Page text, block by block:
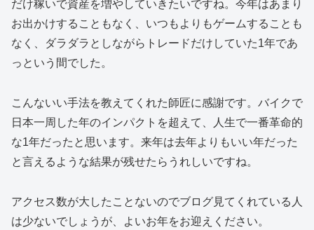
だけ稼いで資産を増やしていきたいですね。今年はあまり
お出かけすることもなく、いつもよりもゲームすることも
なく、ダラダラとしながらトレードだけしていた1年であ
っという間でした。
こんないい手法を教えてくれた師匠に感謝です。バイクで
日本一周した年のインパクトを超えて、人生で一番革命的
な1年だったと思います。来年は去年よりもいい年だった
と言えるような結果が残せたらうれしいですね。
アクセス数が大したことないのでブログ見てくれている人
は少ないでしょうが、よいお年をお迎えください。